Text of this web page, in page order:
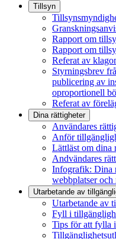
Tillsyn
Rapport om
Rapport om
Referat av
Styrningsbrev
publicering av
oproportionell
Referat av
Dina rättigheter
Användares
Anför
Lättläst om dina
Andvändares
Infografik: Dina
webbplatser
Utarbetande av
Utarbetande av
Fyll i
Tips för att fylla